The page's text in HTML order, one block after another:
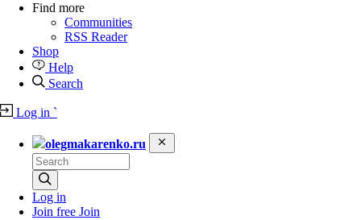
Find more
Communities
RSS Reader
Shop
Help
Search
Log in `
olegmakarenko.ru
Log in
Join free Join